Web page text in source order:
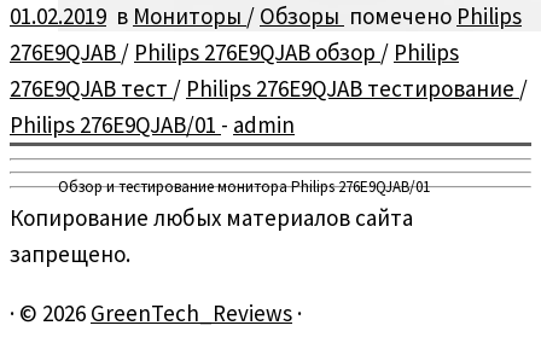
Обзор и тестирование монитора Philips 276E9QJAB/01
01.02.2019 в Мониторы / Обзоры помечено Philips
276E9QJAB / Philips 276E9QJAB обзор / Philips
276E9QJAB тест / Philips 276E9QJAB тестирование /
Philips 276E9QJAB/01 - admin
Копирование любых материалов сайта
запрещено.
· © 2026 GreenTech_Reviews ·